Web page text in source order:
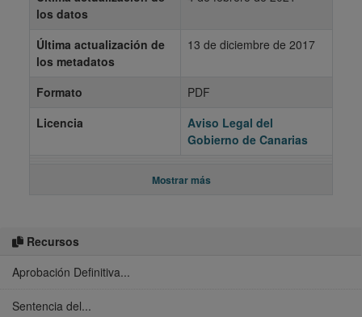
Recursos
Aprobación Definitiva...
Sentencia del...
los datos
Última actualización de
los metadatos
13 de diciembre de 2017
Formato
PDF
Licencia
Aviso Legal del
Gobierno de Canarias
Mostrar más